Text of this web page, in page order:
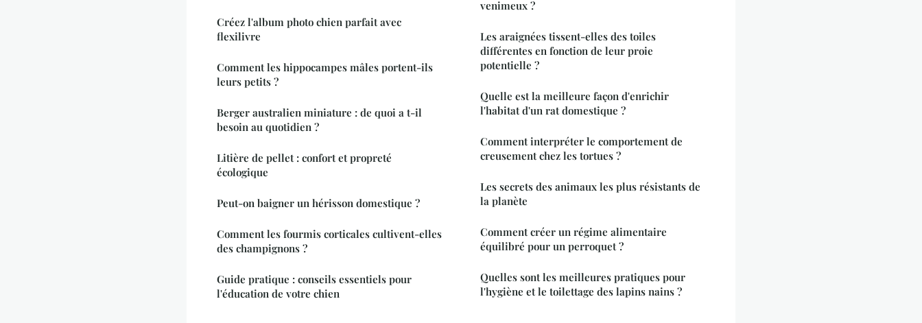
Créez l'album photo chien parfait avec
flexilivre
Comment les hippocampes mâles portent-ils
leurs petits ?
Berger australien miniature : de quoi a t-il
besoin au quotidien ?
Litière de pellet : confort et propreté
écologique
Peut-on baigner un hérisson domestique ?
Comment les fourmis corticales cultivent-elles
des champignons ?
Guide pratique : conseils essentiels pour
l'éducation de votre chien
venimeux ?
Les araignées tissent-elles des toiles
différentes en fonction de leur proie
potentielle ?
Quelle est la meilleure façon d'enrichir
l'habitat d'un rat domestique ?
Comment interpréter le comportement de
creusement chez les tortues ?
Les secrets des animaux les plus résistants de
la planète
Comment créer un régime alimentaire
équilibré pour un perroquet ?
Quelles sont les meilleures pratiques pour
l'hygiène et le toilettage des lapins nains ?